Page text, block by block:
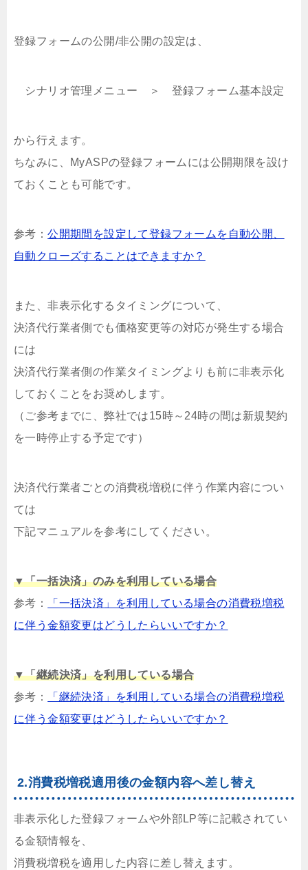
登録フォームの公開/非公開の設定は、
シナリオ管理メニュー ＞ 登録フォーム基本設定
から行えます。
ちなみに、MyASPの登録フォームには公開期限を設け
ておくことも可能です。
参考：公開期間を設定して登録フォームを自動公開、
自動クローズすることはできますか？
また、非表示化するタイミングについて、
決済代行業者側でも価格変更等の対応が発生する場合
には
決済代行業者側の作業タイミングよりも前に非表示化
しておくことをお奨めします。
（ご参考までに、弊社では15時～24時の間は新規契約
を一時停止する予定です）
決済代行業者ごとの消費税増税に伴う作業内容につい
ては
下記マニュアルを参考にしてください。
▼「一括決済」のみを利用している場合
参考：
「一括決済」を利用している場合の消費税増税
に伴う金額変更はどうしたらいいですか？
▼「継続決済」を利用している場合
参考：
「継続決済」を利用している場合の消費税増税
に伴う金額変更はどうしたらいいですか？
2.消費税増税適用後の金額内容へ差し替え
非表示化した登録フォームや外部LP等に記載されてい
る金額情報を、
消費税増税を適用した内容に差し替えます。